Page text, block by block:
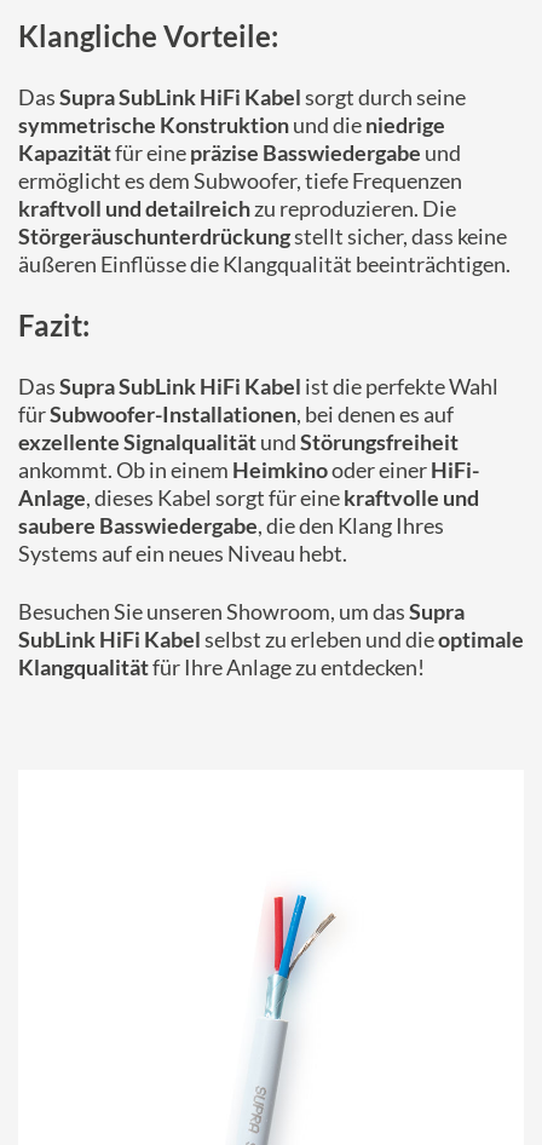
Klangliche Vorteile:
DasSupra SubLink HiFi Kabelsorgt durch seine
symmetrische Konstruktionund dieniedrige
Kapazitätfür einepräzise Basswiedergabe und
ermöglicht es dem Subwoofer, tiefe Frequenzen
kraftvoll und detailreichzu reproduzieren. Die
Störgeräuschunterdrückungstellt sicher, dass keine
äußeren Einflüsse die Klangqualität beeinträchtigen.
Fazit:
DasSupra SubLink HiFi Kabel ist die perfekte Wahl
fürSubwoofer-Installationen, bei denen es auf
exzellente SignalqualitätundStörungsfreiheit
ankommt. Ob in einem Heimkinooder einerHiFi-
Anlage, dieses Kabel sorgt für einekraftvolle und
saubere Basswiedergabe, die den Klang Ihres
Systems auf ein neues Niveau hebt.
Besuchen Sie unseren Showroom, um dasSupra
SubLink HiFi Kabelselbst zu erleben und dieoptimale
Klangqualitätfür Ihre Anlage zu entdecken!